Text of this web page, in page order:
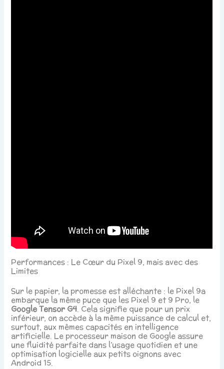
Performances : Le Cœur du Pixel 9, mais avec des
Limites
Sur le papier, la promesse est alléchante : le Pixel 9a
embarque la même puce que les Pixel 9 et 9 Pro, le
Google Tensor G4. Cela signifie que pour un prix
inférieur, on accède à la même puissance de calcul et,
surtout, aux mêmes capacités en intelligence
artificielle. Le processeur maison de Google assure
une fluidité parfaite dans l’usage quotidien et une
optimisation logicielle aux petits oignons avec
Android 15.